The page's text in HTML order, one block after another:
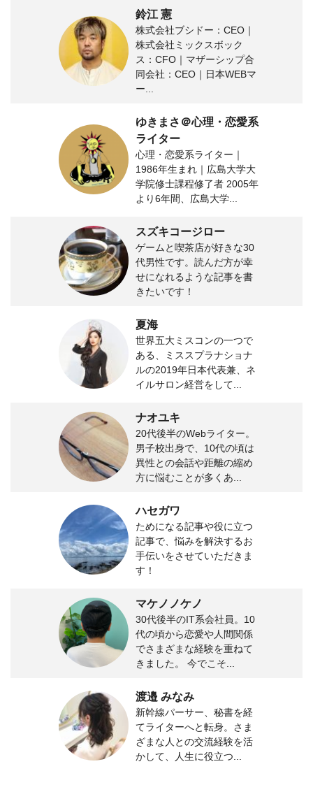
鈴江 憲
株式会社ブシドー：CEO｜
株式会社ミックスボック
ス：CFO｜マザーシップ合
同会社：CEO｜日本WEBマ
ー...
ゆきまさ＠心理・恋愛系
ライター
心理・恋愛系ライター｜
1986年生まれ｜広島大学大
学院修士課程修了者 2005年
より6年間、広島大学...
スズキコージロー
ゲームと喫茶店が好きな30
代男性です。読んだ方が幸
せになれるような記事を書
きたいです！
夏海
世界五大ミスコンの一つで
ある、ミススプラナショナ
ルの2019年日本代表兼、ネ
イルサロン経営をして...
ナオユキ
20代後半のWebライター。
男子校出身で、10代の頃は
異性との会話や距離の縮め
方に悩むことが多くあ...
ハセガワ
ためになる記事や役に立つ
記事で、悩みを解決するお
手伝いをさせていただきま
す！
マケノノケノ
30代後半のIT系会社員。10
代の頃から恋愛や人間関係
でさまざまな経験を重ねて
きました。 今でこそ...
渡邉 みなみ
新幹線パーサー、秘書を経
てライターへと転身。さま
ざまな人との交流経験を活
かして、人生に役立つ...